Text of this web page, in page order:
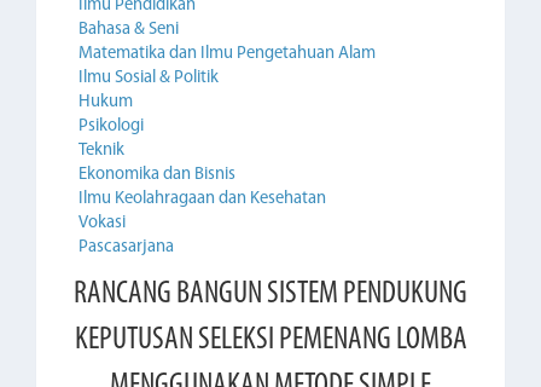
Ilmu Pendidikan
Bahasa & Seni
Matematika dan Ilmu Pengetahuan Alam
Ilmu Sosial & Politik
Hukum
Psikologi
Teknik
Ekonomika dan Bisnis
Ilmu Keolahragaan dan Kesehatan
Vokasi
Pascasarjana
RANCANG BANGUN SISTEM PENDUKUNG
KEPUTUSAN SELEKSI PEMENANG LOMBA